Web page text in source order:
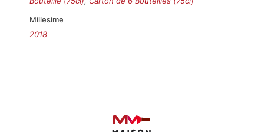
Millesime
2018